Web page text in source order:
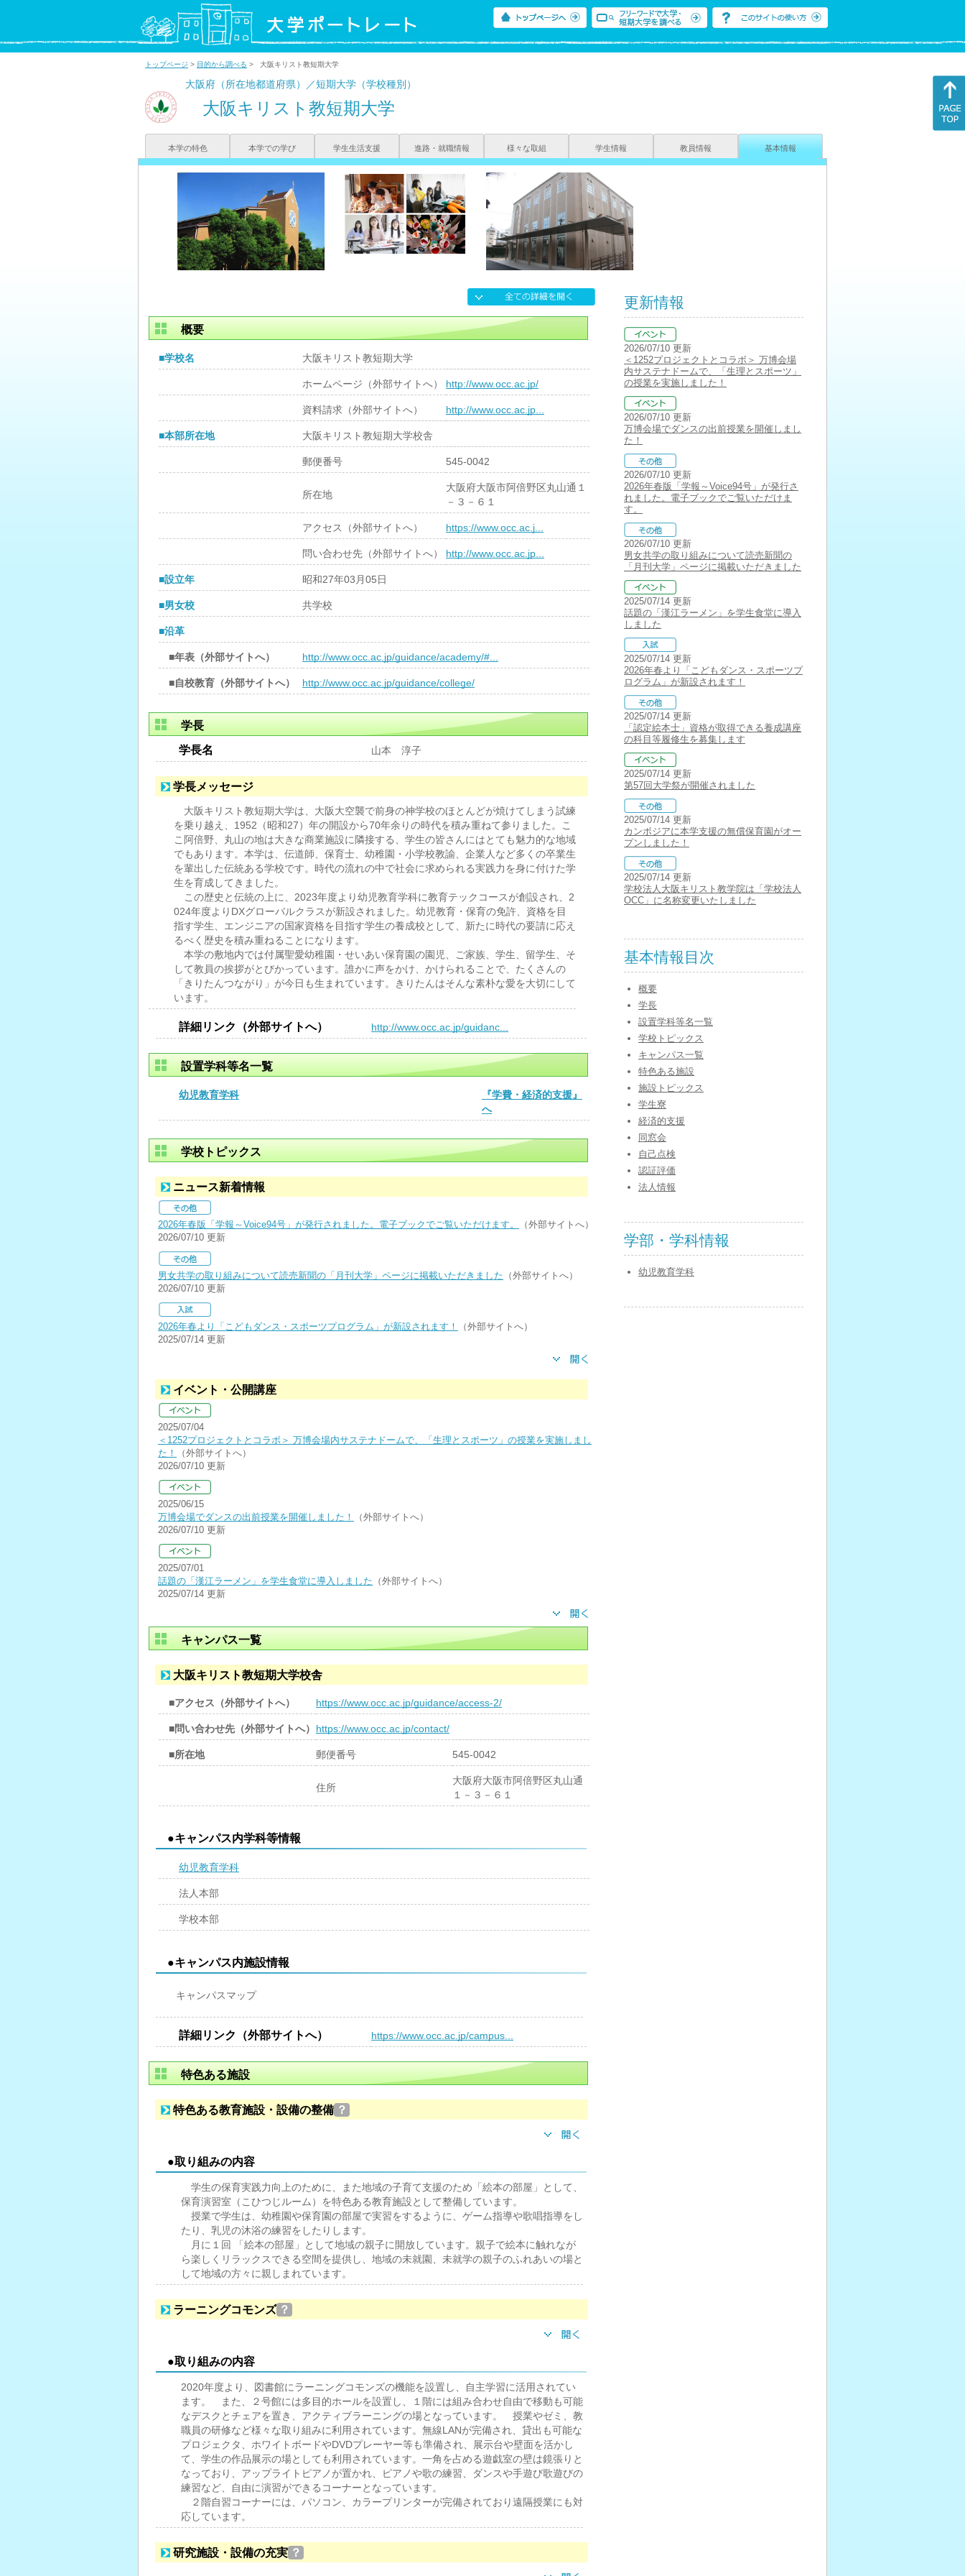
トップページ > 目的から調べる > 大阪キリスト教短期大学
大阪府（所在地都道府県）／短期大学（学校種別）
大阪キリスト教短期大学
本学の特色 本学での学び 学生生活支援 進路・就職情報 様々な取組 学生情報 教員情報 基本情報
概要
■学校名 大阪キリスト教短期大学
ホームページ（外部サイトへ） http://www.occ.ac.jp/
資料請求（外部サイトへ） http://www.occ.ac.jp...
■本部所在地 大阪キリスト教短期大学校舎
郵便番号 545-0042
所在地
大阪府大阪市阿倍野区丸山通１
－３－６１
アクセス（外部サイトへ） https://www.occ.ac.j...
問い合わせ先（外部サイトへ） http://www.occ.ac.jp...
■設立年 昭和27年03月05日
■男女校 共学校
■沿革
■年表（外部サイトへ） http://www.occ.ac.jp/guidance/academy/#...
■自校教育（外部サイトへ） http://www.occ.ac.jp/guidance/college/
学長
学長名
山本 淳子
学長メッセージ
大阪キリスト教短期大学は、大阪大空襲で前身の神学校のほとんどが焼けてしまう試練
を乗り越え、1952（昭和27）年の開設から70年余りの時代を積み重ねて参りました。こ
こ阿倍野、丸山の地は大きな商業施設に隣接する、学生の皆さんにはとても魅力的な地域
でもあります。本学は、伝道師、保育士、幼稚園・小学校教諭、企業人など多くの卒業生
を輩出した伝統ある学校です。時代の流れの中で社会に求められる実践力を身に付けた学
生を育成してきました。
この歴史と伝統の上に、2023年度より幼児教育学科に教育テックコースが創設され、2
024年度よりDXグローバルクラスが新設されました。幼児教育・保育の免許、資格を目
指す学生、エンジニアの国家資格を目指す学生の養成校として、新たに時代の要請に応え
るべく歴史を積み重ねることになります。
本学の敷地内では付属聖愛幼稚園・せいあい保育園の園児、ご家族、学生、留学生、そ
して教員の挨拶がとびかっています。誰かに声をかけ、かけられることで、たくさんの
「きりたんつながり」が今日も生まれています。きりたんはそんな素朴な愛を大切にして
います。
詳細リンク（外部サイトへ） http://www.occ.ac.jp/guidanc...
設置学科等名一覧
幼児教育学科
『学費・経済的支援』
へ
学校トピックス
ニュース新着情報
2026年春版「学報～Voice94号」が発行されました。電子ブックでご覧いただけます。
（外部サイトへ）
2026/07/10 更新
男女共学の取り組みについて読売新聞の「月刊大学」ページに掲載いただきました （外部サイトへ）
2026/07/10 更新
2026年春より「こどもダンス・スポーツプログラム」が新設されます！
（外部サイトへ）
2025/07/14 更新
イベント・公開講座
2025/07/04
＜1252プロジェクトとコラボ＞ 万博会場内サステナドームで、「生理とスポーツ」の授業を実施しまし
た！
（外部サイトへ）
2026/07/10 更新
2025/06/15
万博会場でダンスの出前授業を開催しました！
（外部サイトへ）
2026/07/10 更新
2025/07/01
話題の「漢江ラーメン」を学生食堂に導入しました （外部サイトへ）
2025/07/14 更新
キャンパス一覧
大阪キリスト教短期大学校舎
■アクセス（外部サイトへ） https://www.occ.ac.jp/guidance/access-2/
■問い合わせ先（外部サイトへ） https://www.occ.ac.jp/contact/
■所在地 郵便番号 545-0042
住所
大阪府大阪市阿倍野区丸山通
１－３－６１
●キャンパス内学科等情報
幼児教育学科
法人本部
学校本部
●キャンパス内施設情報
キャンパスマップ
詳細リンク（外部サイトへ） https://www.occ.ac.jp/campus...
特色ある施設
特色ある教育施設・設備の整備 ？
●取り組みの内容
学生の保育実践力向上のために、また地域の子育て支援のため「絵本の部屋」として、
保育演習室（こひつじルーム）を特色ある教育施設として整備しています。
授業で学生は、幼稚園や保育園の部屋で実習をするように、ゲーム指導や歌唱指導をし
たり、乳児の沐浴の練習をしたりします。
月に１回 「絵本の部屋」として地域の親子に開放しています。親子で絵本に触れなが
ら楽しくリラックスできる空間を提供し、地域の未就園、未就学の親子のふれあいの場と
して地域の方々に親しまれています。
ラーニングコモンズ ？
●取り組みの内容
2020年度より、図書館にラーニングコモンズの機能を設置し、自主学習に活用されてい
ます。 また、２号館には多目的ホールを設置し、１階には組み合わせ自由で移動も可能
なデスクとチェアを置き、アクティブラーニングの場となっています。 授業やゼミ、教
職員の研修など様々な取り組みに利用されています。無線LANが完備され、貸出も可能な
プロジェクタ、ホワイトボードやDVDプレーヤー等も準備され、展示台や壁面を活かし
て、学生の作品展示の場としても利用されています。一角を占める遊戯室の壁は鏡張りと
なっており、アップライトピアノが置かれ、ピアノや歌の練習、ダンスや手遊び歌遊びの
練習など、自由に演習ができるコーナーとなっています。
２階自習コーナーには、パソコン、カラープリンターが完備されており遠隔授業にも対
応しています。
研究施設・設備の充実 ？
更新情報
2026/07/10 更新
＜1252プロジェクトとコラボ＞ 万博会場
内サステナドームで、「生理とスポーツ」
の授業を実施しました！
2026/07/10 更新
万博会場でダンスの出前授業を開催しまし
た！
2026/07/10 更新
2026年春版「学報～Voice94号」が発行さ
れました。電子ブックでご覧いただけま
す。
2026/07/10 更新
男女共学の取り組みについて読売新聞の
「月刊大学」ページに掲載いただきました
2025/07/14 更新
話題の「漢江ラーメン」を学生食堂に導入
しました
2025/07/14 更新
2026年春より「こどもダンス・スポーツプ
ログラム」が新設されます！
2025/07/14 更新
「認定絵本士」資格が取得できる養成講座
の科目等履修生を募集します
2025/07/14 更新
第57回大学祭が開催されました
2025/07/14 更新
カンボジアに本学支援の無償保育園がオー
プンしました！
2025/07/14 更新
学校法人大阪キリスト教学院は「学校法人
OCC」に名称変更いたしました
基本情報目次
概要
学長
設置学科等名一覧
学校トピックス
キャンパス一覧
特色ある施設
施設トピックス
学生寮
経済的支援
同窓会
自己点検
認証評価
法人情報
学部・学科情報
幼児教育学科